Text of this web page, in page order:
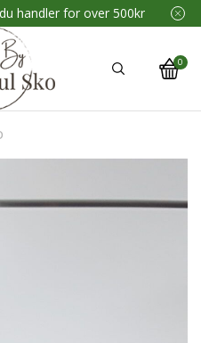
handler for over 500kr
0